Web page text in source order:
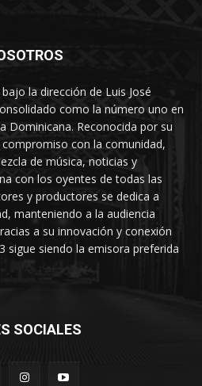
la dirección de Luis José
como la número uno en
Dominicana. Reconocida por su
con la comunidad,
de música, noticias y
con los oyentes de todas las
y productores se dedica a
manteniendo a la audiencia
a su innovación y conexión
sigue siendo la emisora preferida
SOCIALES